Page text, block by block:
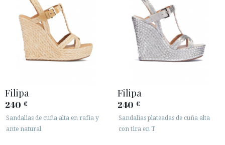
Filipa
240 €
Sandalias de cuña alta en rafia y
ante natural
Filipa
240 €
Sandalias plateadas de cuña alta
con tira en T